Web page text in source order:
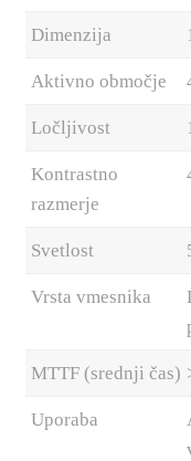
Dimenzija
Aktivno območje
Ločljivost
Kontrastno
razmerje
Svetlost
Vrsta vmesnika
MTTF (srednji čas)
Uporaba